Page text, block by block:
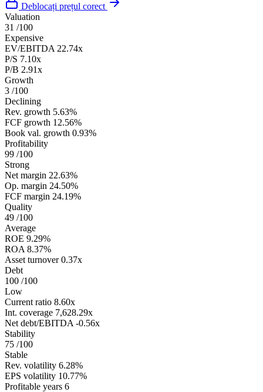
Deblocați prețul corect
Valuation
31 /100
Expensive
EV/EBITDA 22.74x
P/S 7.10x
P/B 2.91x
Growth
3 /100
Declining
Rev. growth 5.63%
FCF growth 12.56%
Book val. growth 0.93%
Profitability
99 /100
Strong
Net margin 22.63%
Op. margin 24.50%
FCF margin 24.19%
Quality
49 /100
Average
ROE 9.29%
ROA 8.37%
Asset turnover 0.37x
Debt
100 /100
Low
Current ratio 8.60x
Int. coverage 7,628.29x
Net debt/EBITDA -0.56x
Stability
75 /100
Stable
Rev. volatility 6.28%
EPS volatility 10.77%
Profitable years 6